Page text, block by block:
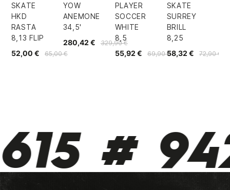
SKATE
HKD
RASTA
8,13 FLIP
65,00 €
52,00 €
YOW
ANEMONE
34,5'
329,90 €
280,42 €
PLAYER
SOCCER
WHITE
8,5
69,90 €
55,92 €
SKATE
SURREY
BRILL
8,25
72,90 €
58,32 €
#